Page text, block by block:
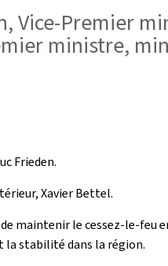
Vice-Premier
ministre,
Frieden.
Xavier Bettel.
maintenir le cessez-le-feu
la stabilité dans la région.